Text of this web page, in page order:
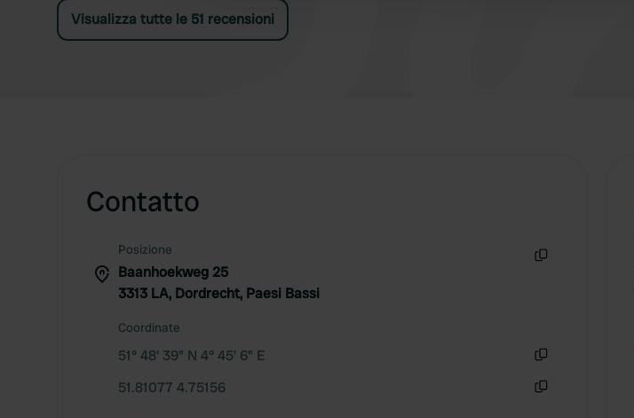
Visualizza tutte le 51 recensioni
Contatto
Posizione
Baanhoekweg 25
3313 LA, Dordrecht, Paesi Bassi
Coordinate
51° 48' 39" N 4° 45' 6" E
51.81077 4.75156